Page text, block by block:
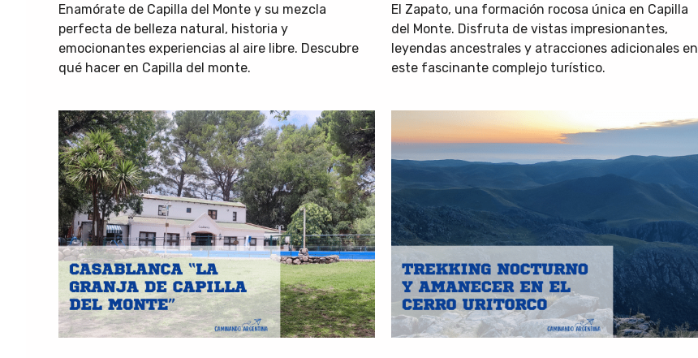
Enamórate de Capilla del Monte y su mezcla
perfecta de belleza natural, historia y
emocionantes experiencias al aire libre. Descubre
qué hacer en Capilla del monte.
El Zapato, una formación rocosa única en Capilla
del Monte. Disfruta de vistas impresionantes,
leyendas ancestrales y atracciones adicionales en
este fascinante complejo turístico.